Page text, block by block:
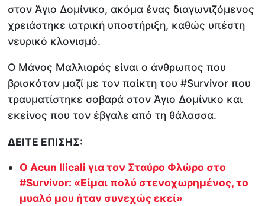
στον Άγιο Δομίνικο, ακόμα ένας διαγωνιζόμενος
χρειάστηκε ιατρική υποστήριξη, καθώς υπέστη
νευρικό κλονισμό.
Ο Μάνος Μαλλιαρός είναι ο άνθρωπος που
βρισκόταν μαζί με τον παίκτη του #Survivor που
τραυματίστηκε σοβαρά στον Άγιο Δομίνικο και
εκείνος που τον έβγαλε από τη θάλασσα.
ΔΕΙΤΕ ΕΠΙΣΗΣ:
Ο Acun Ilicali για τον Σταύρο Φλώρο στο
#Survivor: «Είμαι πολύ στενοχωρημένος, το
μυαλό μου ήταν συνεχώς εκεί»